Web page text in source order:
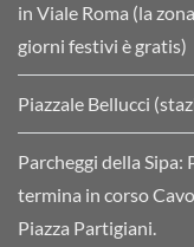
in Viale Roma (la
giorni festivi è gratis)
Piazzale Bellucci
Parcheggi della Sipa:
termina in corso
Piazza Partigiani.